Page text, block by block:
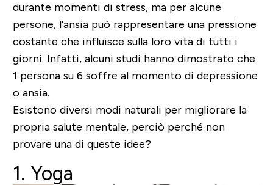
durante momenti di stress, ma per alcune
persone, l'ansia può rappresentare una pressione
costante che influisce sulla loro vita di tutti i
giorni. Infatti, alcuni studi hanno dimostrato che
1 persona su 6 soffre al momento di depressione
o ansia.
Esistono diversi modi naturali per migliorare la
propria salute mentale, perciò perché non
provare una di queste idee?
1. Yoga